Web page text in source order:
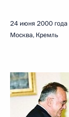
24 июня 2000 года
Москва, Кремль